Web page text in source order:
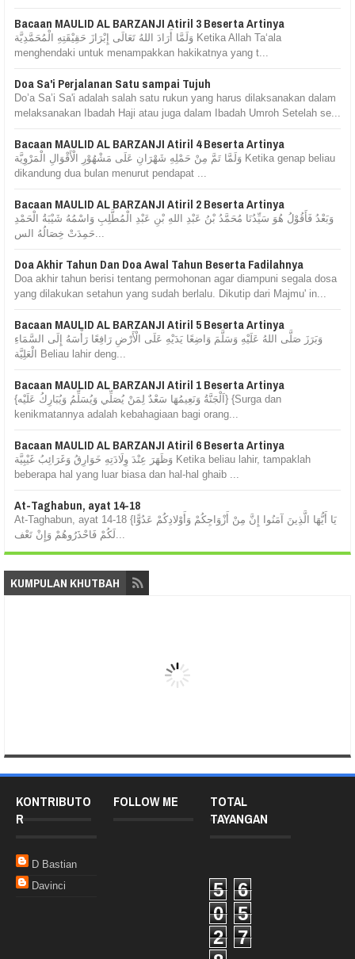
Bacaan MAULID AL BARZANJI Atiril 3 Beserta Artinya
وَلَمَّا أَرَادَ اللهُ تَعَالَى إِبْرَازَ حَقِيْقَتِهِ الْمُحَمَّدِيَّة Ketika Allah Ta‘ala
menghendaki untuk menampakkan hakikatnya yang t...
Doa Sa'i Perjalanan Satu sampai Tujuh
Do’a Sa’i Sa'i adalah salah satu rukun yang harus dilaksanakan dalam
melaksanakan Ibadah Haji atau juga dalam Ibadah Umroh Setelah se...
Bacaan MAULID AL BARZANJI Atiril 4 Beserta Artinya
وَلَمَّا تَمَّ مِنْ حَمْلِهِ شَهْرَانِ عَلَى مَشْهُوْرِ الْأَقْوَالِ الْمَرْوِيَّة Ketika genap beliau
dikandung dua bulan menurut pendapat ...
Bacaan MAULID AL BARZANJI Atiril 2 Beserta Artinya
وَبَعْدُ فَأَقُوْلُ هُوَ سَيِّدُنَا مُحَمَّدُ بْنُ عَبْدِ اللهِ بْنِ عَبْدِ الْمُطَّلِبِ وَاسْمُهُ شَيْبَةُ الْحَمْدِ
حَمِدَتْ خِصَالُهُ الس...
Doa Akhir Tahun Dan Doa Awal Tahun Beserta Fadilahnya
Doa akhir tahun berisi tentang permohonan agar diampuni segala dosa
yang dilakukan setahun yang sudah berlalu. Dikutip dari Majmu' in...
Bacaan MAULID AL BARZANJI Atiril 5 Beserta Artinya
وَبَرَزَ صَلَّى اللهُ عَلَيْهِ وَسَلَّمَ وَاضِعًا يَدَيْهِ عَلَى الْأَرْضِ رَافِعًا رَأْسَهُ إِلَى السَّمَاءِ
الْعَلِيَّة Beliau lahir deng...
Bacaan MAULID AL BARZANJI Atiril 1 Beserta Artinya
{اَلْجَنَّةُ وَنَعِيمُهَا سَعْدٌ لِمَنْ يُصَلِّي وَيُسَلِّمُ وَيُبَارِكُ عَلَيْه} {Surga dan
kenikmatannya adalah kebahagiaan bagi orang...
Bacaan MAULID AL BARZANJI Atiril 6 Beserta Artinya
وَظَهَرَ عِنْدَ وِلَادَتِهِ خَوَارِقُ وَغَرَائِبُ غَيْبِيَّة Ketika beliau lahir, tampaklah
beberapa hal yang luar biasa dan hal-hal ghaib ...
At-Taghabun, ayat 14-18
At-Taghabun, ayat 14-18 {يَا أَيُّهَا الَّذِينَ آمَنُوا إِنَّ مِنْ أَزْوَاجِكُمْ وَأَوْلادِكُمْ عَدُوًّا
لَكُمْ فَاحْذَرُوهُمْ وَإِنْ تَعْف...
KUMPULAN KHUTBAH
KONTRIBUTO
R
D Bastian
Davinci
FOLLOW ME
TOTAL
TAYANGAN
5
6
0
5
2
7